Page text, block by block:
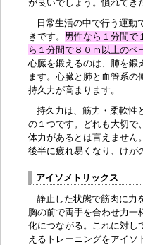
が良いでしょう。慣れてき
日常生活の中で行う運動
き です。 男性なら１分間で
ら１分間で８０ｍ以上のペ
心臓を鍛えるのは、肺を鍛
ます。心臓と肺と血管系の
持久力が高まります。
持久力は、筋力・柔軟性
の１つです。どれも大切で
体力があるとは言えません
後半に疲れ易くなり、けが
アイソメトリックス
静止した状態で筋肉に力
胸の前で両手を合わせ力一
化につながる。これに対し
えるトレーニングをアイソ